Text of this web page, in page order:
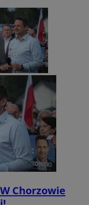
Chorzowie